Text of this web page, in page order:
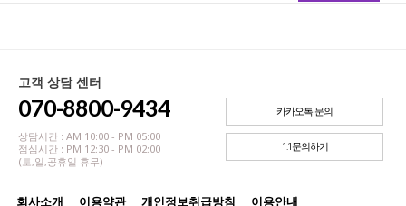
고객 상담 센터
070-8800-9434
상담시간 : AM 10:00 - PM 05:00
점심시간 : PM 12:30 - PM 02:00
(토,일,공휴일 휴무)
카카오톡 문의
1:1문의하기
회사소개 이용약관 개인정보취급방침 이용안내